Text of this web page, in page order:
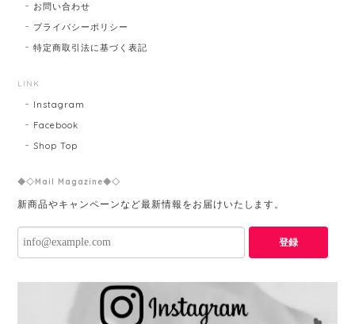
お問い合わせ
プライバシーポリシー
特定商取引法に基づく表記
LINK
Instagram
Facebook
Shop Top
◆◇Mail Magazine◆◇
新商品やキャンペーンなど最新情報をお届けいたします。
登録